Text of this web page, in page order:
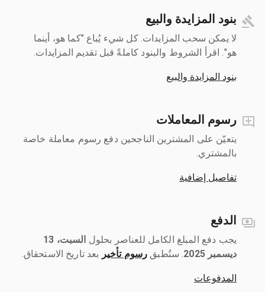
بنود المزايدة والبيع
لا يمكن سحب المزايدات. كل شيء يُباع "كما هو، أينما
هو". اقرأ الشروط والبنود كاملةً قبل تقديم المزايدات.
بنود المزايدة والبيع
رسوم المعاملات
يتعيّن على المشترين الناجحين دفع رسوم معاملة خاصة
بالمشتري.
تفاصيل إضافية
الدفع
يجب دفع المبلغ الكامل للعناصر بحلول ‎
السبت، 13
ديسمبر 2025
‎. ستُطبق رسوم تأخير بعد تاريخ الاستحقاق.
المدفوعات